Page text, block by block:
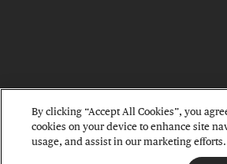
By clicking “Accept All Cookies”, you
cookies on your device to enhance site
usage, and assist in our marketing efforts.